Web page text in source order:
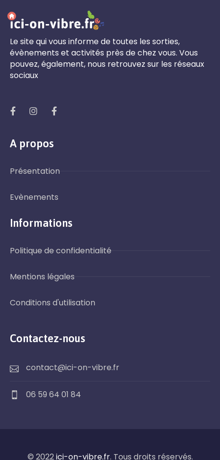
Le site qui vous informe de toutes les sorties,
évènements et activités près de chez vous. Vous
pouvez, également, nous retrouvez sur les réseaux
sociaux
A propos
Présentation
Evènements
Informations
Politique de confidentialité
Mentions légales
Conditions d'utilisation
Contactez-nous
contact@ici-on-vibre.fr
06 59 64 01 84
© 2022ici-on-vibre.fr. Tous droits réservés.